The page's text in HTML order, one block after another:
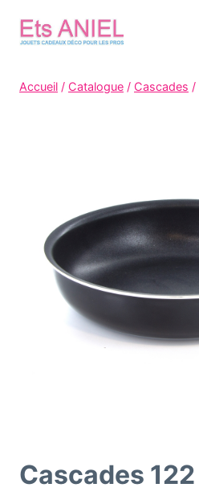
Accueil / Catalogue / Cascades /
Cascades 122